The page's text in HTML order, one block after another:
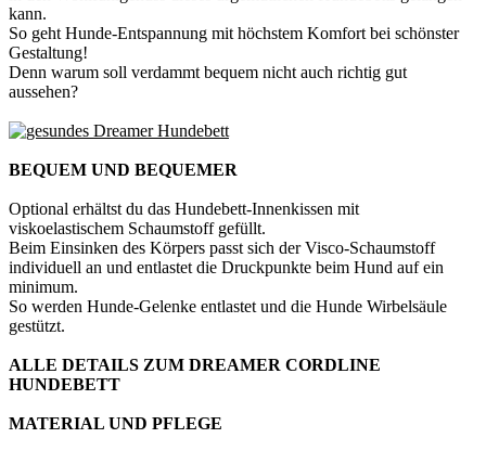
kann.
So geht Hunde-Entspannung mit höchstem Komfort bei schönster
Gestaltung!
Denn warum soll verdammt bequem nicht auch richtig gut
aussehen?
BEQUEM UND BEQUEMER
Optional erhältst du das Hundebett-Innenkissen mit
viskoelastischem Schaumstoff gefüllt.
Beim Einsinken des Körpers passt sich der Visco-Schaumstoff
individuell an und entlastet die Druckpunkte beim Hund auf ein
minimum.
So werden Hunde-Gelenke entlastet und die Hunde Wirbelsäule
gestützt.
ALLE DETAILS ZUM DREAMER CORDLINE
HUNDEBETT
MATERIAL UND PFLEGE